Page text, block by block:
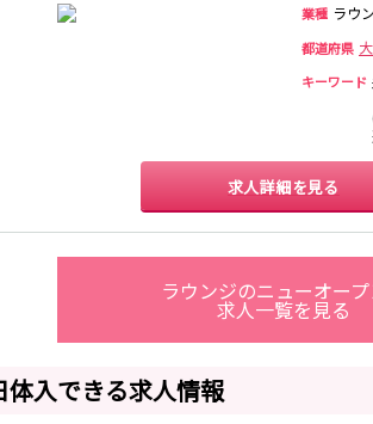
業種 ラウ
都道府県
キーワード
求人詳細を見る
ラウンジのニューオー
求人一覧を見る
体入できる求人情報
布施駅
明石駅 土山駅
尼崎駅 西宮駅